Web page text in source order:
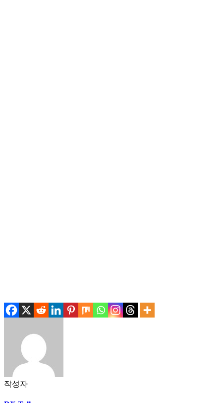
작성자